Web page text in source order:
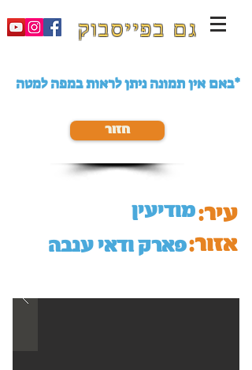
גם בפייסבוק
באם אין תמונה ניתן לראות במפה למטה*
חזור
מודיעין
פארק ודאי ענבה
עיר:
אזור: